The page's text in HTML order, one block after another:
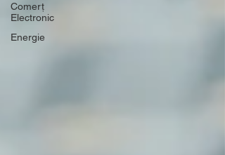
Comerț
Electronic
Energie